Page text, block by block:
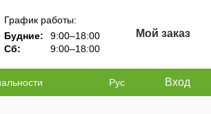
График работы:
Будние:
9:00–18:00
Сб:
9:00–18:00
Мой заказ
Рус Вход